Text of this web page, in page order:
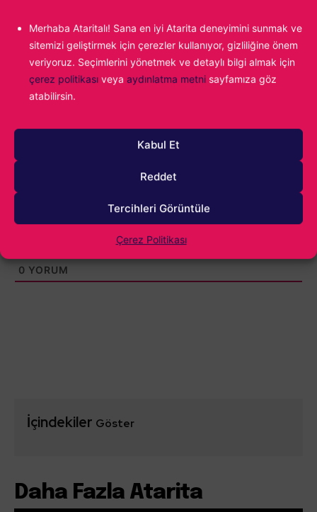
Merhaba Ataritalı! Sana en iyi Atarita deneyimini sunmak ve
sitemizi geliştirmek için çerezler kullanıyor, gizliliğine önem
veriyoruz. Seçimlerini yönetmek ve detaylı bilgi almak için
çerez politikası veya aydınlatma metni sayfamıza göz
atabilirsin.
Kabul Et
Reddet
Tercihleri Görüntüle
Çerez Politikası
0 YORUM
İçindekiler Göster
Daha Fazla Atarita